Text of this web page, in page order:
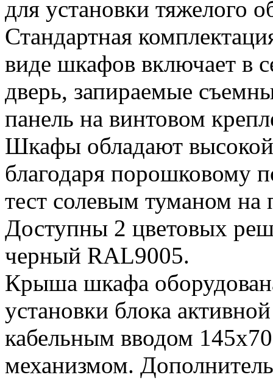
для установки тяжелого
Стандартная
виде шкафов включает в
дверь, запираемые
панель на винтовом
Шкафы обладают
благодаря
тест солевым туманом на
Доступны 2 цветовых
черный RAL9005.
Крыша шкафа
установки блока
кабельным вводом
механизмом.